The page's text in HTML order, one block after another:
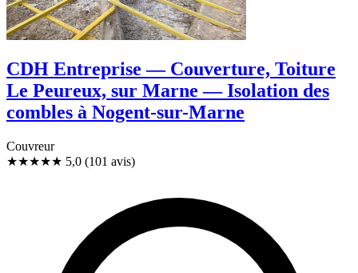
CDH Entreprise — Couverture, Toiture
Le Peureux, sur Marne — Isolation des
combles à Nogent-sur-Marne
Couvreur
★★★★★ 5,0 (101 avis)